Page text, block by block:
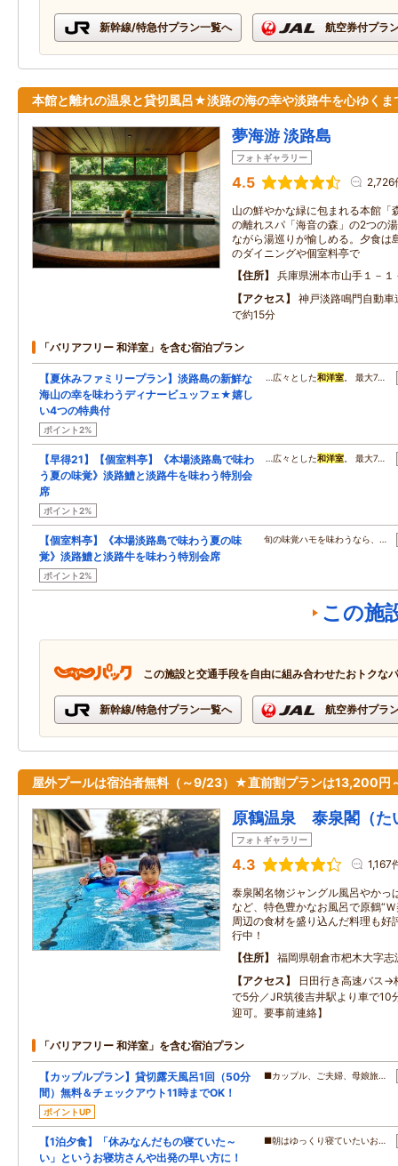
新幹線/特急付プラン一覧へ 航空券付プラ
本館と離れの温泉と貸切風呂★淡路の海の幸や淡路牛を心ゆくま
夢海游 淡路島
フォトギャラリー
4.5 2,726
山の鮮やかな緑に包まれる本館「
の離れスパ「海音の森」の2つの
ながら湯巡りが愉しめる。夕食は
のダイニングや個室料亭で
住所
兵庫県洲本市山手１－１
アクセス
神戸淡路鳴門自動
で約15分
「バリアフリー 和洋室」を含む宿泊プラン
【夏休みファミリープラン】淡路島の新鮮な
海山の幸を味わうディナービュッフェ★嬉し
い4つの特典付
ポイント2%
…広々とした和洋室 。 最大7…
【早得21】【個室料亭】《本場淡路島で味わ
う夏の味覚》淡路鱧と淡路牛を味わう特別会
席
ポイント2%
…広々とした和洋室 。 最大7…
【個室料亭】《本場淡路島で味わう夏の味
覚》淡路鱧と淡路牛を味わう特別会席
ポイント2%
旬の味覚ハモを味わうなら、…
この施
この施設と交通手段を自由に組み合わせたおトクな
新幹線/特急付プラン一覧へ 航空券付プラ
屋外プールは宿泊者無料（～9/23）★直前割プランは13,200円
原鶴温泉 泰泉閣（た
フォトギャラリー
4.3 1,167
泰泉閣名物ジャングル風呂やかっ
など、特色豊かなお風呂で原鶴“
周辺の食材を盛り込んだ料理も好
行中！
住所
福岡県朝倉市杷木大字
アクセス
日田行き高速バス→
で5分／JR筑後吉井駅より車で10
迎可。要事前連絡】
「バリアフリー 和洋室」を含む宿泊プラン
【カップルプラン】貸切露天風呂1回（50分
間）無料＆チェックアウト11時までOK！
ポイントUP
■カップル、ご夫婦、母娘旅…
【1泊夕食】「休みなんだもの寝ていた～
い」というお寝坊さんや出発の早い方に！
■朝はゆっくり寝ていたいお…